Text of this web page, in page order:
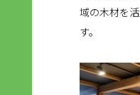
域の木材を
す。